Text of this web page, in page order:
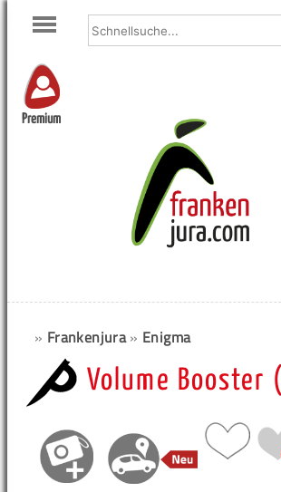
Premium
» Frankenjura» Enigma
Volume Booster